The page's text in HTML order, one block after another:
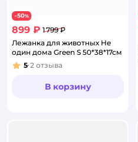
−50%
899 ₽ 1 799 ₽
Лежанка для животных Не
один дома Green S 50*38*17см
Рейтинг:
5 2 отзыва
В корзину